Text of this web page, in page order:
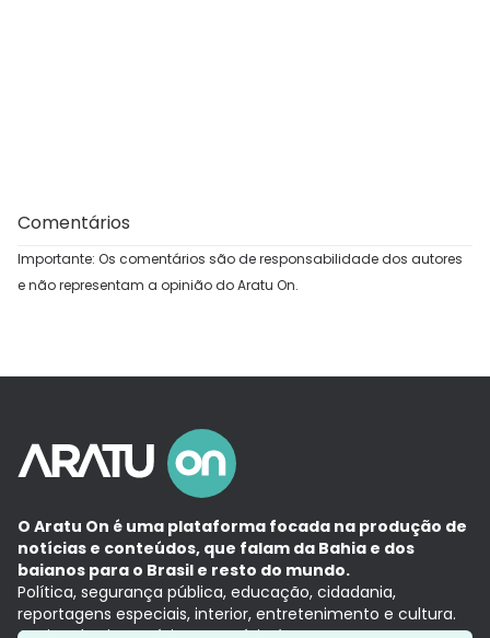
Comentários
Importante: Os comentários são de responsabilidade dos autores
e não representam a opinião do Aratu On.
O Aratu On é uma plataforma focada na produção de
notícias e conteúdos, que falam da Bahia e dos
baianos para o Brasil e resto do mundo.
Política, segurança pública, educação, cidadania,
reportagens especiais, interior, entretenimento e cultura.